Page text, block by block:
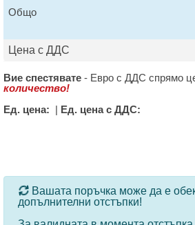
Общо
Цена с ДДС
Вие спестявате - Евро с ДДС спрямо
количество!
Ед. цена: | Ед. цена с ДДС:
За определени продукти и
Вашата поръчка може да е
допълнителни отстъпки!